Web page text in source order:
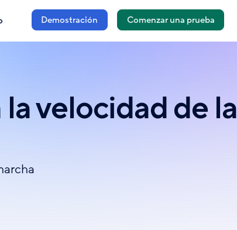
Demostración Comenzar una prueba
velocidad de la